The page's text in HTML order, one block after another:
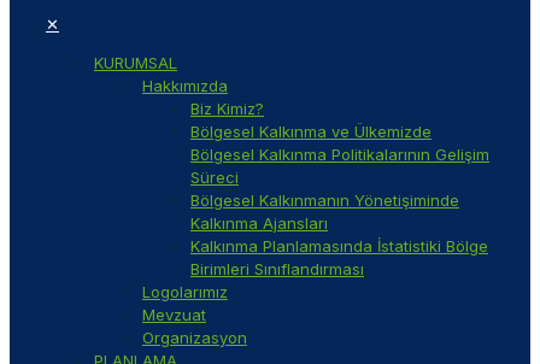
✕
KURUMSAL
Hakkımızda
Biz Kimiz?
Bölgesel Kalkınma ve Ülkemizde
Bölgesel Kalkınma Politikalarının Gelişim
Süreci
Bölgesel Kalkınmanın Yönetişiminde
Kalkınma Ajansları
Kalkınma Planlamasında İstatistiki Bölge
Birimleri Sınıflandırması
Logolarımız
Mevzuat
Organizasyon